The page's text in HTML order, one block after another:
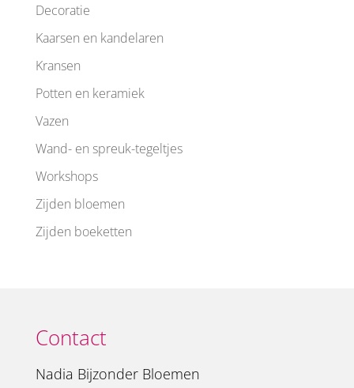
Decoratie
Kaarsen en kandelaren
Kransen
Potten en keramiek
Vazen
Wand- en spreuk-tegeltjes
Workshops
Zijden bloemen
Zijden boeketten
Contact
Nadia Bijzonder Bloemen